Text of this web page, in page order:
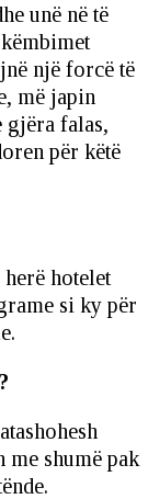
unë në të
një forcë të
më japin
gjëra falas,
për këtë
hotelet
si ky për
me shumë pak